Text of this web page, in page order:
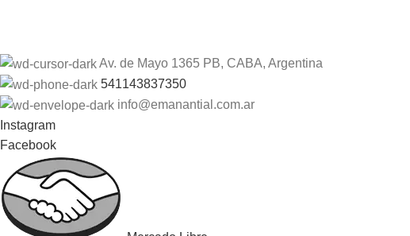
Av. de Mayo 1365 PB, CABA, Argentina
541143837350
info@emanantial.com.ar
Instagram
Facebook